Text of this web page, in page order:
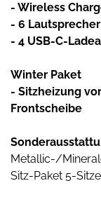
- Wireless
- 6 Lautsprecher
- 4 USB-C-
Winter Paket
- Sitzheizung
Frontscheibe
Metallic-/
Sitz-Paket 5-